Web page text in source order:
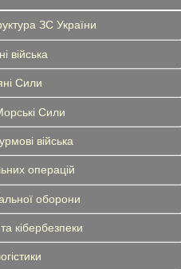
ЗС України
війська
Сили
Сили
війська
операцій
оборони
кібербезпеки